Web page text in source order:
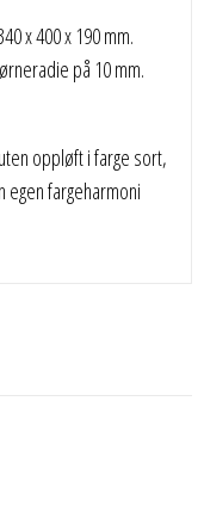
x 400 x 190 mm.
på 10 mm.
oppløft i farge sort,
egen fargeharmoni